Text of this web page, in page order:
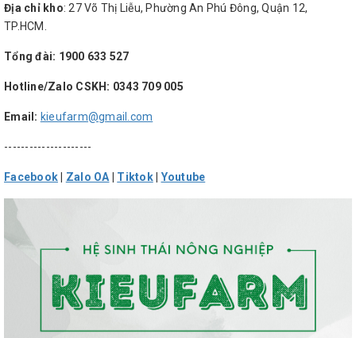
Địa chỉ kho: 27 Võ Thị Liễu, Phường An Phú Đông, Quận 12,
TP.HCM.
Tổng đài: 1900 633 527
Hotline/Zalo CSKH: 0343 709 005
Email: kieufarm@gmail.com
---------------------
Facebook Zalo OA Tiktok| Youtube